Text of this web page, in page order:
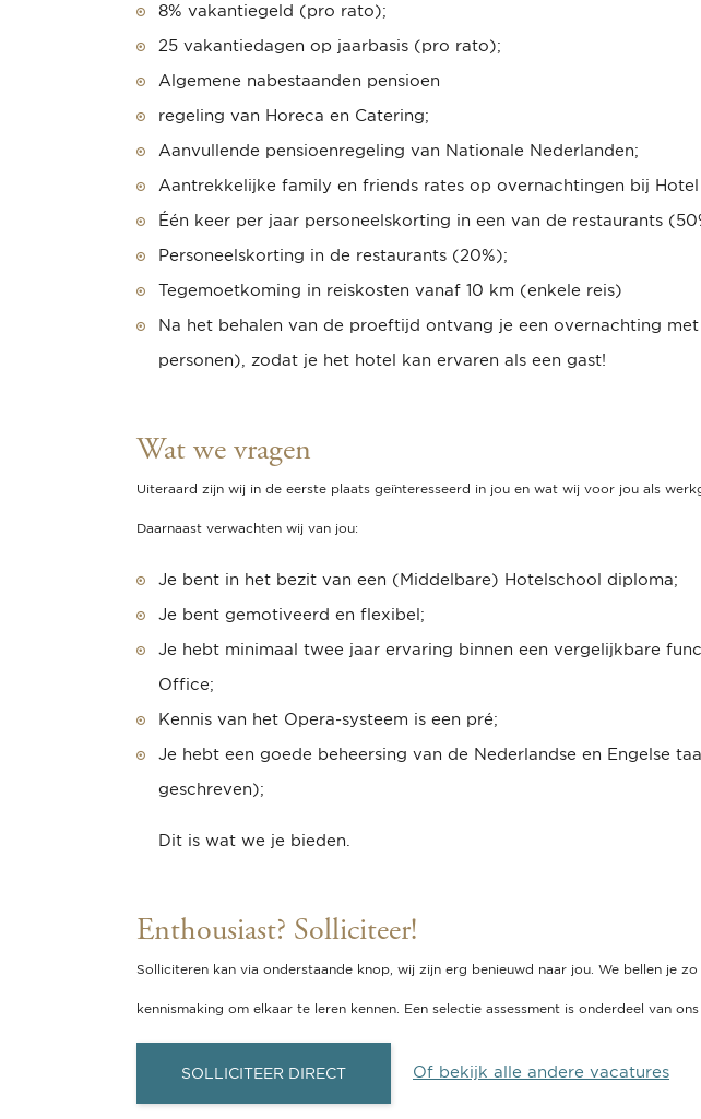
8% vakantiegeld (pro rato);
25 vakantiedagen op jaarbasis (pro rato);
Algemene nabestaanden pensioen
regeling van Horeca en Catering;
Aanvullende pensioenregeling van Nationale Nederlanden;
Aantrekkelijke family en friends rates op overnachtingen bij
Één keer per jaar personeelskorting in een van de restaurants
Personeelskorting in de restaurants (20%);
Tegemoetkoming in reiskosten vanaf 10 km (enkele reis)
Na het behalen van de proeftijd ontvang je een overnachting
personen), zodat je het hotel kan ervaren als een gast!
Wat we vragen
Uiteraard zijn wij in de eerste plaats geïnteresseerd in jou en wat wij voor jou als
Daarnaast verwachten wij van jou:
Je bent in het bezit van een (Middelbare) Hotelschool diploma;
Je bent gemotiveerd en flexibel;
Je hebt minimaal twee jaar ervaring binnen een vergelijkbare
Office;
Kennis van het Opera-systeem is een pré;
Je hebt een goede beheersing van de Nederlandse en Engelse
geschreven);
Dit is wat we je bieden.
Enthousiast? Solliciteer!
Solliciteren kan via onderstaande knop, wij zijn erg benieuwd naar jou. We bellen je
kennismaking om elkaar te leren kennen. Een selectie assessment is onderdeel van
SOLLICITEER DIRECT Of bekijk alle andere vacatures